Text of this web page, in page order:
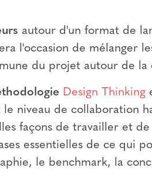
autour d'un format de
l'occasion de mélanger
du projet autour de
Design Thinking
niveau de collaboration
façons de travailler et
essentielles de ce qui
le benchmark, la